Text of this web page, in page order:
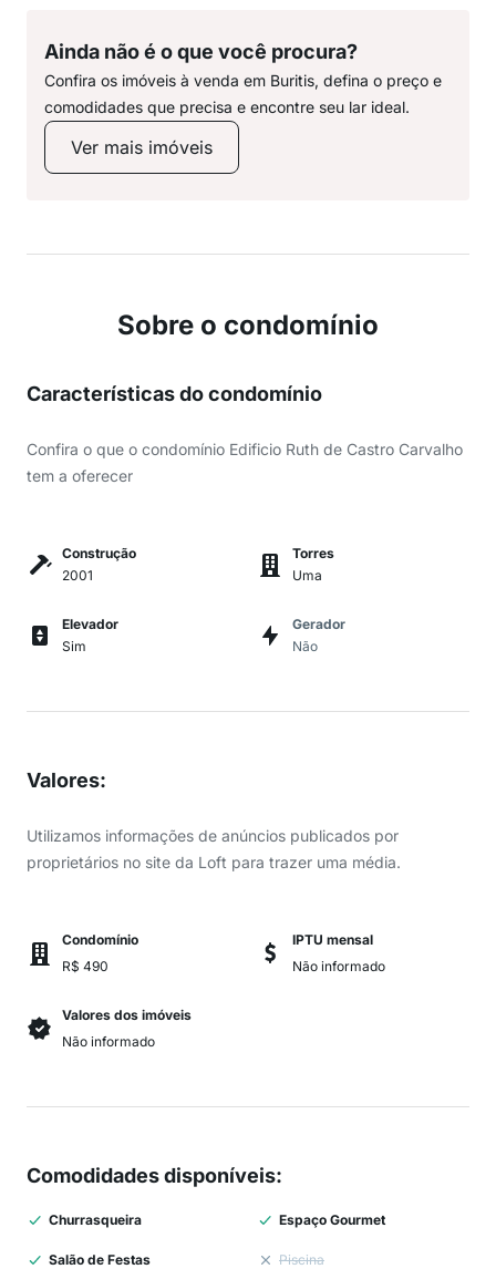
Ainda não é o que você procura?
Confira os imóveis à venda em Buritis, defina o preço e
comodidades que precisa e encontre seu lar ideal.
Ver mais imóveis
Sobre o condomínio
Características do condomínio
Confira o que o condomínio Edificio Ruth de Castro Carvalho
tem a oferecer
Construção
2001
Torres
Uma
Elevador
Sim
Gerador
Não
Valores:
Utilizamos informações de anúncios publicados por
proprietários no site da Loft para trazer uma média.
Condomínio
R$ 490
IPTU mensal
Não informado
Valores dos imóveis
Não informado
Comodidades disponíveis:
Churrasqueira Espaço Gourmet
Salão de Festas Piscina